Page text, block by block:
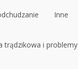
Inne
Inne
trądzikowa i problemy